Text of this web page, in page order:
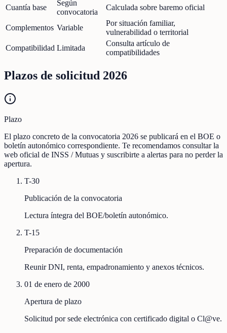
Cuantía base
Según
convocatoria
Calculada sobre baremo oficial
Complementos Variable
Por situación familiar,
vulnerabilidad o territorial
Compatibilidad Limitada
Consulta artículo de
compatibilidades
Plazos de solicitud 2026
Plazo
El plazo concreto de la convocatoria 2026 se publicará en el BOE o
boletín autonómico correspondiente. Te recomendamos consultar la
web oficial de INSS / Mutuas y suscribirte a alertas para no perder la
apertura.
T-30
Publicación de la convocatoria
Lectura íntegra del BOE/boletín autonómico.
T-15
Preparación de documentación
Reunir DNI, renta, empadronamiento y anexos técnicos.
01 de enero de 2000
Apertura de plazo
Solicitud por sede electrónica con certificado digital o Cl@ve.